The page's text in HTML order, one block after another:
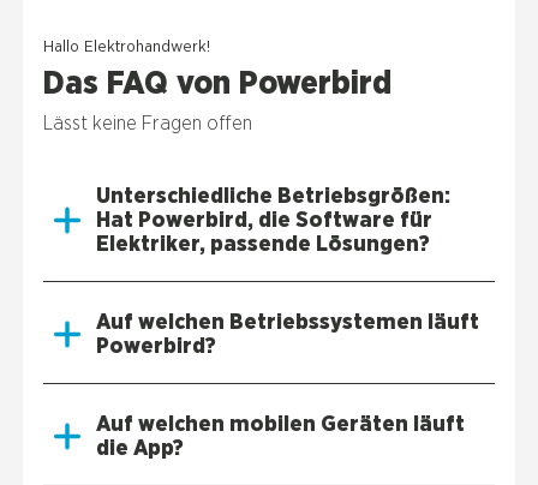
Hal­lo Elek­tro­hand­werk!
Das FAQ von Power­bird
Lässt kei­ne Fra­gen offen
Unter­schied­li­che Betriebs­grö­ßen:
Hat Power­bird, die Soft­ware für
Elek­tri­ker, pas­sen­de Lösun­gen?
Auf wel­chen Betriebs­sys­te­men läuft
Power­bird?
Auf wel­chen mobi­len Gerä­ten läuft
die App?